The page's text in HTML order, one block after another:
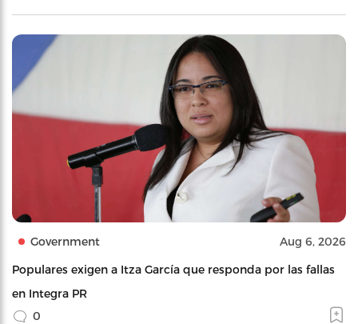
Government Aug 6, 2026
Populares exigen a Itza García que responda por las fallas
en Integra PR
0